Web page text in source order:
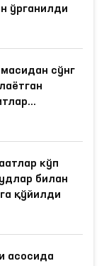
ўрганилди
сўнг
кўп
билан
қўйилди
асосида